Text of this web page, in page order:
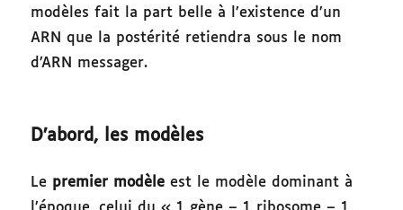
modèles fait la part belle à l’existence d’un
ARN que la postérité retiendra sous le nom
d’ARN messager.
D’abord, les modèles
Le premier modèle est le modèle dominant à